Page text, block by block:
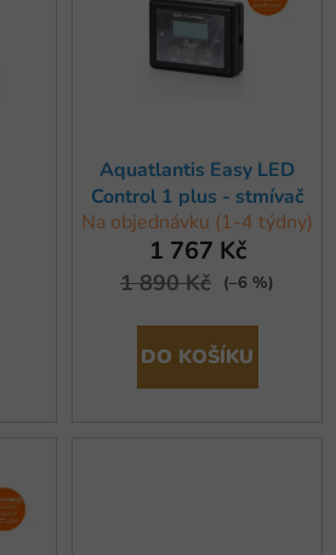
Aquatlantis Easy LED
Control 1 plus - stmívač
Na objednávku (1-4 týdny)
1 767 Kč
1 890 Kč (–6 %)
DO KOŠÍKU